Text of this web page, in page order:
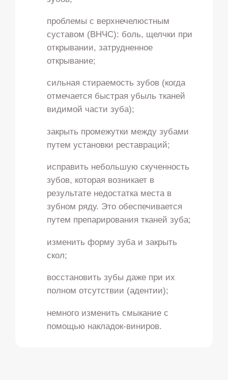
проблемы с верхнечелюстным
суставом (ВНЧС): боль, щелчки при
открывании, затрудненное
открывание;
сильная стираемость зубов (когда
отмечается быстрая убыль тканей
видимой части зуба);
закрыть промежутки между зубами
путем установки реставраций;
исправить небольшую скученность
зубов, которая возникает в
результате недостатка места в
зубном ряду. Это обеспечивается
путем препарирования тканей зуба;
изменить форму зуба и закрыть
скол;
восстановить зубы даже при их
полном отсутствии (адентии);
немного изменить смыкание с
помощью накладок-виниров.